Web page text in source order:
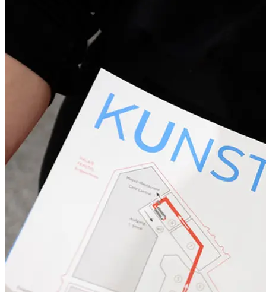
Mobiliar sowie Gemälde des 19. und 20. Jahrhunderts runden das
Bei der zeitgenössischen Kunst stehen international
herausragende Namen wie Helmut Ditsch, Alex Katz, Hermann
Nitsch, Hubert Scheibl, Willi Siber und Andy Warhol als
Synonym für Qualität und Vielfalt. Zu den heimischen
Kunstikonen zählen u.a. Ludwig Christian Attersee, Herbert
Brandl, Markus Prachensky, Arnulf Rainer, Hans Staudacher und
Max Weiler. Einzelpräsentationen sind den Künstlern Adrian
Szaal und Thitz gewidmet.
Sonderschau Alfons Walde
Der Kunsthandel Freller, der anerkannte Walde-Spezialist,
präsentiert über 15 Werke aus den unterschiedlichsten
Schaffensphasen von Alfons Walde, die einen facettenreichen
Einblick in die Vielseitigkeit dieses bedeutenden Künstlers der
österreichischen Moderne und Meisters des Tiroler
Expressionismus geben.
Den adäquaten Rahmen für diese qualitätsvolle und
anspruchsvolle Kunstveranstaltung bietet das prachtvolle Palais
Ferstel im Herzen Wiens. Diese Kunstschau findet bereits seit
mehr als 45 Jahren statt und steht somit nicht nur erfolgreich für
hohe Qualität und Seriosität, sondern auch für Kontinuität.